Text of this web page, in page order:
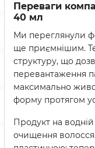
Переваги
40 мл
Ми переглянули
ще приємнішим.
структуру, що
перевантаження
максимально
форму протягом
Продукт на
очищення